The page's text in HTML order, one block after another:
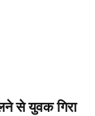
से युवक गिरा